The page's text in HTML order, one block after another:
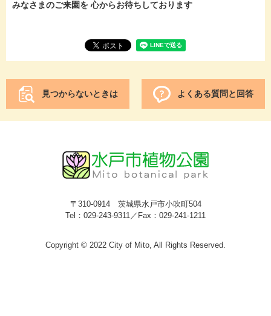
みなさまのご来園を 心からお待ちしております
見つからないときは よくある質問と回答
〒310-0914 茨城県水戸市小吹町504
Tel：029-243-9311／Fax：029-241-1211
Copyright © 2022 City of Mito, All Rights Reserved.